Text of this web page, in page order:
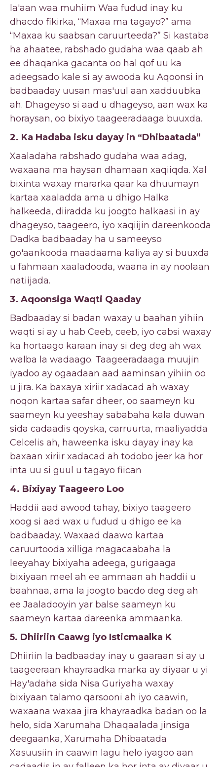
la'aan waa muhiim Waa fudud inay ku
dhacdo fikirka, “Maxaa ma tagayo?” ama
“Maxaa ku saabsan caruurteeda?” Si kastaba
ha ahaatee, rabshado gudaha waa qaab ah
ee dhaqanka gacanta oo hal qof uu ka
adeegsado kale si ay awooda ku Aqoonsi in
badbaaday uusan mas'uul aan xadduubka
ah. Dhageyso si aad u dhageyso, aan wax ka
horaysan, oo bixiyo taageeradaaga buuxda.
2. Ka Hadaba isku dayay in “Dhibaatada”
Xaaladaha rabshado gudaha waa adag,
waxaana ma haysan dhamaan xaqiiqda. Xal
bixinta waxay mararka qaar ka dhuumayn
kartaa xaaladda ama u dhigo Halka
halkeeda, diiradda ku joogto halkaasi in ay
dhageyso, taageero, iyo xaqiijin dareenkooda
Dadka badbaaday ha u sameeyso
go'aankooda maadaama kaliya ay si buuxda
u fahmaan xaaladooda, waana in ay noolaan
natiijada.
3. Aqoonsiga Waqti Qaaday
Badbaaday si badan waxay u baahan yihiin
waqti si ay u hab Ceeb, ceeb, iyo cabsi waxay
ka hortaago karaan inay si deg deg ah wax
walba la wadaago. Taageeradaaga muujin
iyadoo ay ogaadaan aad aaminsan yihiin oo
u jira. Ka baxaya xiriir xadacad ah waxay
noqon kartaa safar dheer, oo saameyn ku
saameyn ku yeeshay sababaha kala duwan
sida cadaadis qoyska, carruurta, maaliyadda
Celcelis ah, haweenka isku dayay inay ka
baxaan xiriir xadacad ah todobo jeer ka hor
inta uu si guul u tagayo fiican
4. Bixiyay Taageero Loo
Haddii aad awood tahay, bixiyo taageero
xoog si aad wax u fudud u dhigo ee ka
badbaaday. Waxaad daawo kartaa
caruurtooda xilliga magacaabaha la
leeyahay bixiyaha adeega, gurigaaga
bixiyaan meel ah ee ammaan ah haddii u
baahnaa, ama la joogto bacdo deg deg ah
ee Jaaladooyin yar balse saameyn ku
saameyn kartaa dareenka ammaanka.
5. Dhiiriin Caawg iyo Isticmaalka K
Dhiiriin la badbaaday inay u gaaraan si ay u
taageeraan khayraadka marka ay diyaar u yi
Hay'adaha sida Nisa Guriyaha waxay
bixiyaan talamo qarsooni ah iyo caawin,
waxaana waxaa jira khayraadka badan oo la
helo, sida Xarumaha Dhaqaalada jinsiga
deegaanka, Xarumaha Dhibaatada
Xasuusiin in caawin lagu helo iyagoo aan